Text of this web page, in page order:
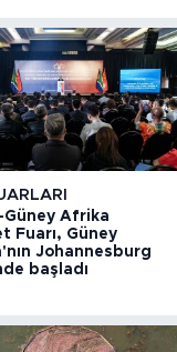
Güney Afrika
Fuarı, Güney
Johannesburg
başladı